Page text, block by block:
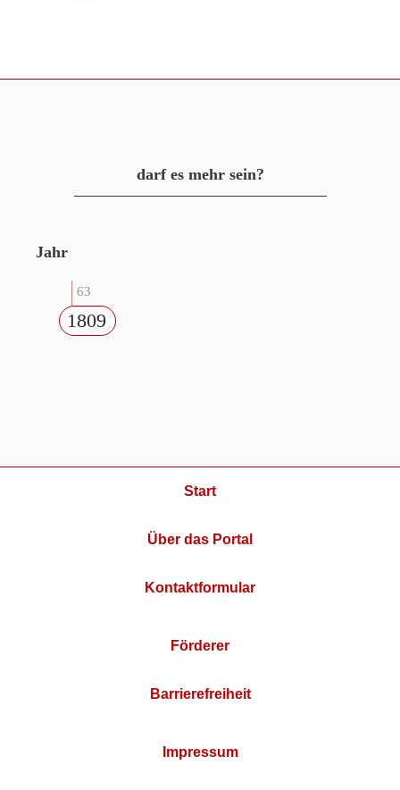
darf es mehr sein?
Jahr
63
1809
Start
Über das Portal
Kontaktformular
Förderer
Barrierefreiheit
Impressum